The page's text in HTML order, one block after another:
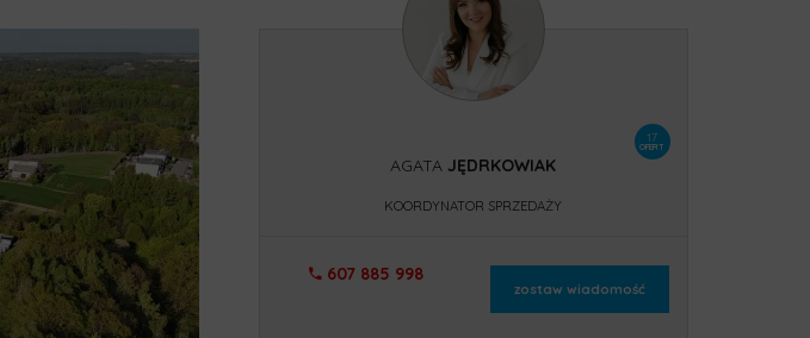
17
OFERT
AGATAJĘDRKOWIAK
KOORDYNATOR SPRZEDAŻY
607 885 998
zostaw wiadomość